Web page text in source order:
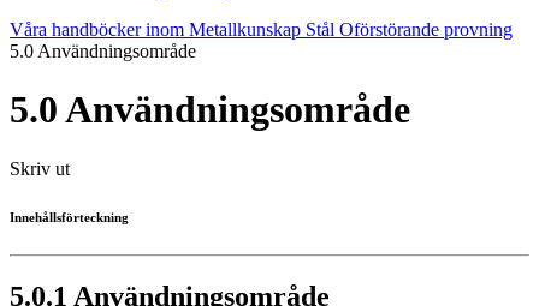
Våra handböcker inom Metallkunskap Stål Oförstörande provning
5.0 Användningsområde
5.0 Användningsområde
Skriv ut
Innehållsförteckning
5.0.1 Användningsområde